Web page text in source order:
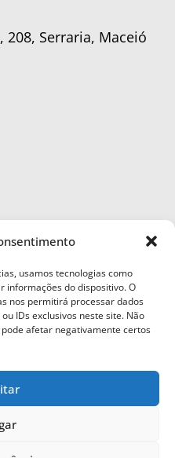
usamos tecnologias como
informações do dispositivo. O
nos permitirá processar dados
IDs exclusivos neste site. Não
afetar negativamente certos
208, Serraria, Maceió
Proibida cópia total ou